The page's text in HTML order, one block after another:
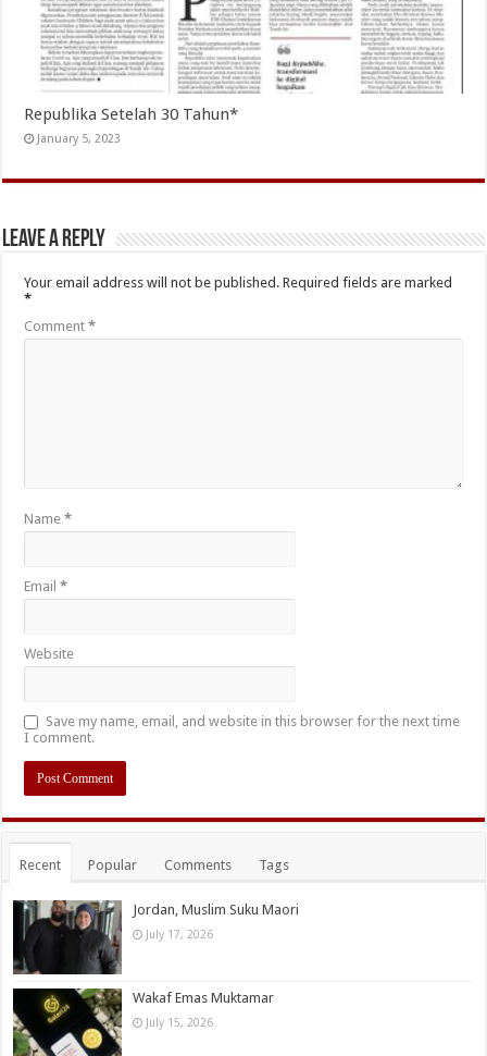
Republika Setelah 30 Tahun*
January 5, 2023
Leave a Reply
Your email address will not be published. Required fields are marked
*
Comment*
Name*
Email*
Website
Save my name, email, and website in this browser for the next time
I comment.
Recent Popular Comments Tags
Jordan, Muslim Suku Maori
July 17, 2026
Wakaf Emas Muktamar
July 15, 2026